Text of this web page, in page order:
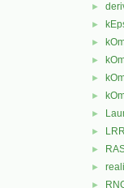
►
►
►
►
►
►
►
► LRR
►
►
►